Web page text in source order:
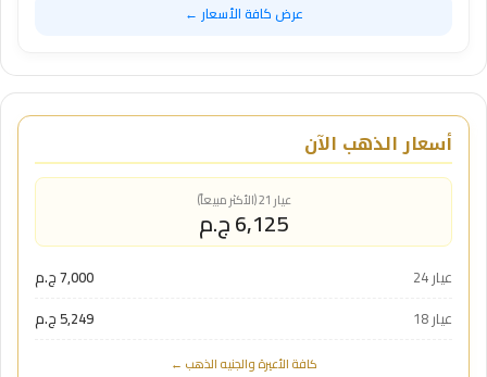
عرض كافة الأسعار ←
أسعار الذهب الآن
عيار 21 (الأكثر مبيعاً)
6,125 ج.م
عيار 24
7,000 ج.م
عيار 18
5,249 ج.م
كافة الأعيرة والجنيه الذهب ←